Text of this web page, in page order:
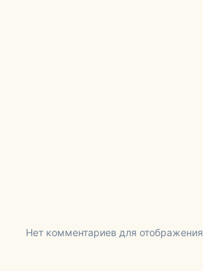
Нет комментариев для отображения